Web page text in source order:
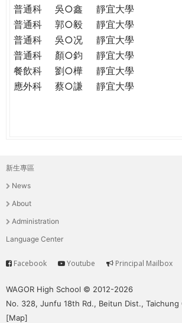
普通科
吳○鑫 靜宜大學
普通科
郭○毅 靜宜大學
普通科
吳○况 靜宜大學
普通科
顏○鈞 靜宜大學
餐飲科
劉○樺 靜宜大學
應外科
蔡○謙 靜宜大學
主
選
單
新生專區
News
About
Administration
Language Center
Service
Facebook Youtube Principal Mailbox
WAGOR High School © 2012-2026
No. 328, Junfu 18th Rd., Beitun Dist., Taichung
[Map]